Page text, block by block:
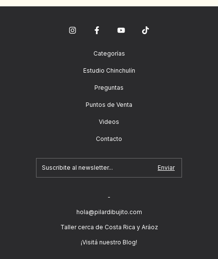
Categorías
Estudio Chinchulín
Preguntas
Puntos de Venta
Videos
Contacto
-
hola@pilardibujito.com
Taller cerca de Costa Rica y Aráoz
¡Visitá nuestro Blog!